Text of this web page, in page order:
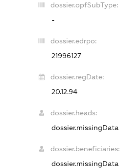
dossier.opfSubType:
-
dossier.edrpo:
21996127
dossier.regDate:
20.12.94
dossier.heads:
dossier.missingData
dossier.beneficiaries:
dossier.missingData